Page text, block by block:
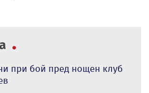
при бой пред нощен клуб